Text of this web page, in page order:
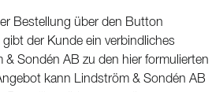
Bestellung über den Button
gibt der Kunde ein verbindliches
& Sondén AB zu den hier formulierten
kann Lindström & Sondén AB